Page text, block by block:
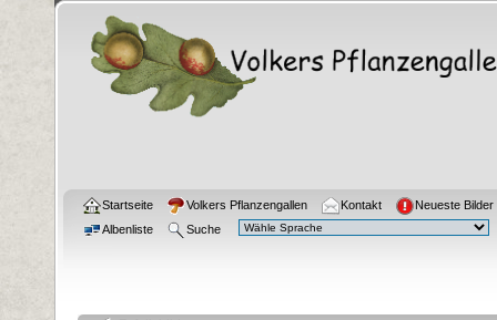
Startseite Volkers Pflanzengallen Kontakt
Neueste Bilder
Albenliste
Suche